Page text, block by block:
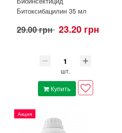
Битоксибацилин 35 мл
29.00 грн 23.20 грн
шт.
Купить
Акция